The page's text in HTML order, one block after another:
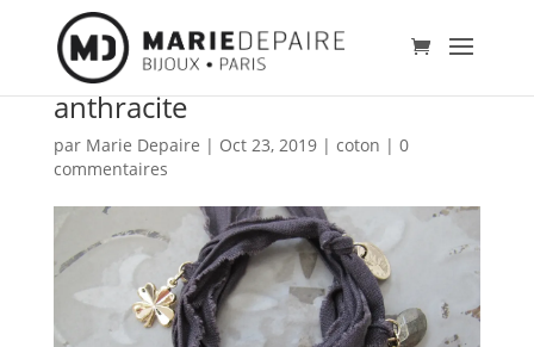
anthracite
par Marie Depaire | Oct 23, 2019| coton | 0
commentaires